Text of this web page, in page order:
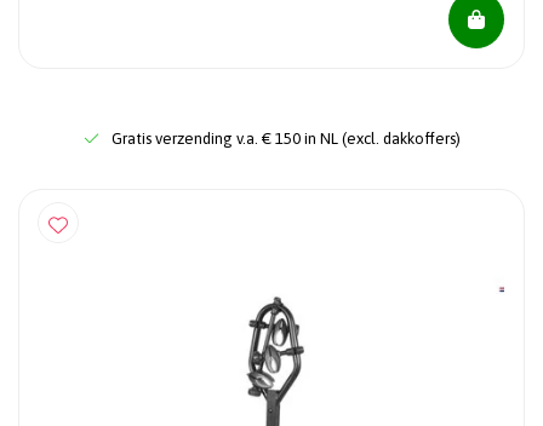
Gratis verzending v.a. € 150 in NL (excl. dakkoffers)